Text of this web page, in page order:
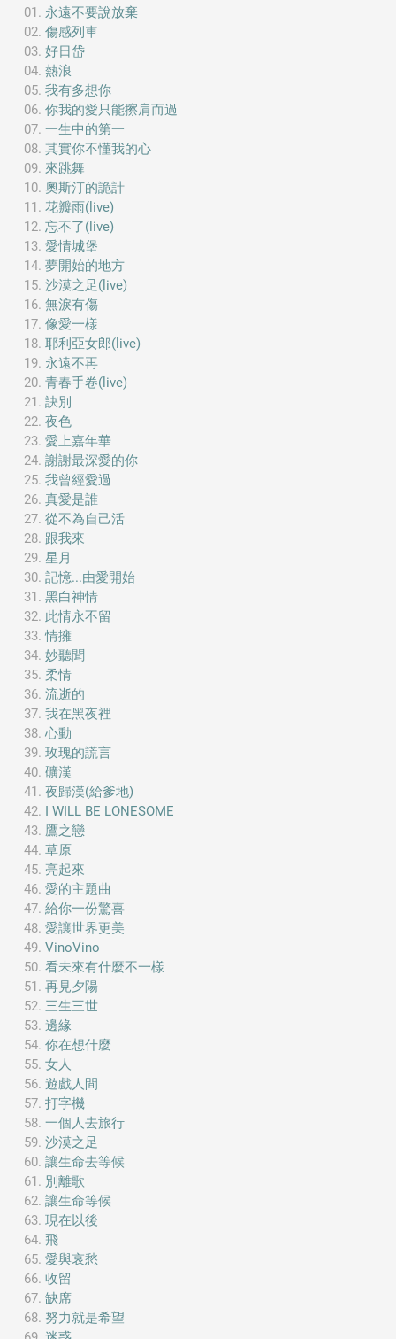
永遠不要說放棄
傷感列車
好日岱
熱浪
我有多想你
你我的愛只能擦肩而過
一生中的第一
其實你不懂我的心
來跳舞
奧斯汀的詭計
花瓣雨(live)
忘不了(live)
愛情城堡
夢開始的地方
沙漠之足(live)
無淚有傷
像愛一樣
耶利亞女郎(live)
永遠不再
青春手卷(live)
訣別
夜色
愛上嘉年華
謝謝最深愛的你
我曾經愛過
真愛是誰
從不為自己活
跟我來
星月
記憶...由愛開始
黑白神情
此情永不留
情擁
妙聽聞
柔情
流逝的
我在黑夜裡
心動
玫瑰的謊言
礦漢
夜歸漢(給爹地)
I WILL BE LONESOME
鷹之戀
草原
亮起來
愛的主題曲
給你一份驚喜
愛讓世界更美
VinoVino
看未來有什麼不一樣
再見夕陽
三生三世
邊緣
你在想什麼
女人
遊戲人間
打字機
一個人去旅行
沙漠之足
讓生命去等候
別離歌
讓生命等候
現在以後
飛
愛與哀愁
收留
缺席
努力就是希望